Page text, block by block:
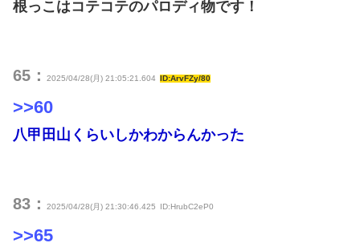
根っこはコテコテのパロディ物です！
65： 2025/04/28(月) 21:05:21.604 ID:ArvFZy/80
>>60
八甲田山くらいしかわからんかった
83： 2025/04/28(月) 21:30:46.425 ID:HrubC2eP0
>>65